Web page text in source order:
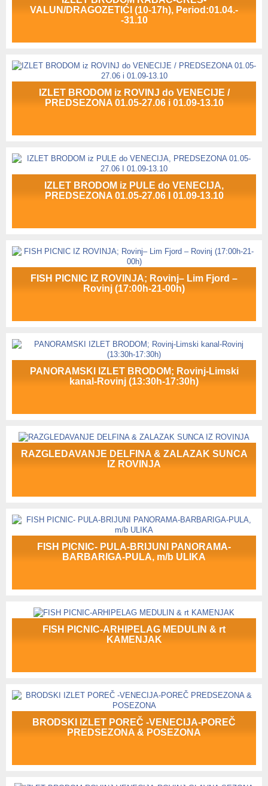
VALUN/DRAGOZETIĆI (10-17h), Period:01.04.-
-31.10
IZLET BRODOM iz ROVINJ do VENECIJE /
PREDSEZONA 01.05-27.06 i 01.09-13.10
IZLET BRODOM iz PULE do VENECIJA,
PREDSEZONA 01.05-27.06 I 01.09-13.10
FISH PICNIC IZ ROVINJA; Rovinj– Lim Fjord –
Rovinj (17:00h-21-00h)
PANORAMSKI IZLET BRODOM; Rovinj-Limski
kanal-Rovinj (13:30h-17:30h)
RAZGLEDAVANJE DELFINA & ZALAZAK SUNCA
IZ ROVINJA
FISH PICNIC- PULA-BRIJUNI PANORAMA-
BARBARIGA-PULA, m/b ULIKA
FISH PICNIC-ARHIPELAG MEDULIN & rt
KAMENJAK
BRODSKI IZLET POREČ -VENECIJA-POREČ
PREDSEZONA & POSEZONA